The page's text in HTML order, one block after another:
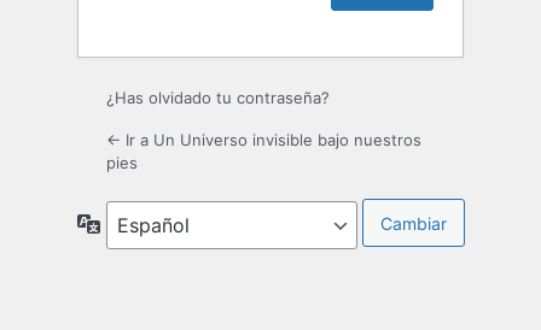
¿Has olvidado tu contraseña?
← Ir a Un Universo invisible bajo nuestros
pies
Idioma